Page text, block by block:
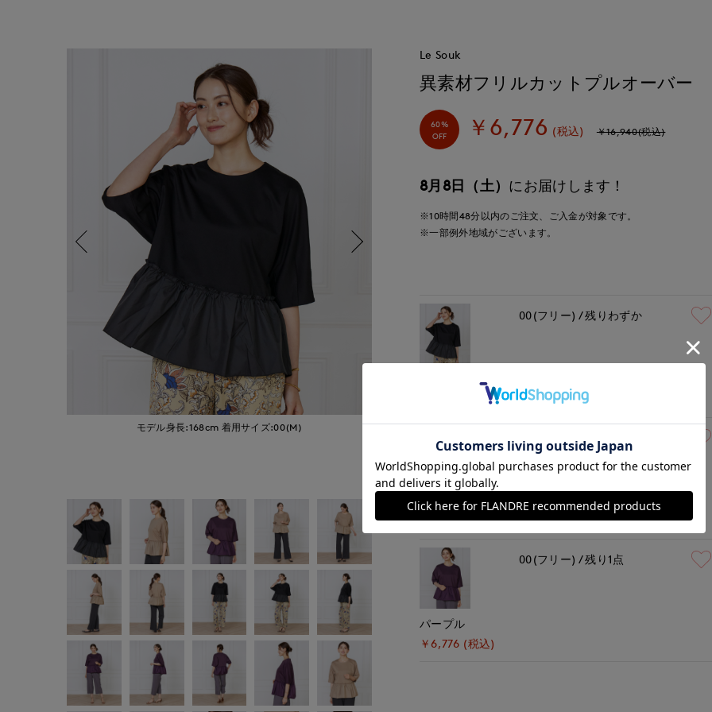
モデル身長:168cm 着用サイズ:00(M) モデル身長:168cm 着用サイズ:00(M)
Le Souk
異素材フリルカットプルオーバー
60%
OFF
￥6,776 (税込) ￥16,940(税込)
8月8日（土） にお届けします！
※10時間48分以内のご注文、ご入金が対象です。
※一部例外地域がございます。
￥6,776 (税込)
00(フリー) 残りわずか
キャメル
￥6,776 (税込)
パープル
￥6,776 (税込)
00(フリー) 残り1点